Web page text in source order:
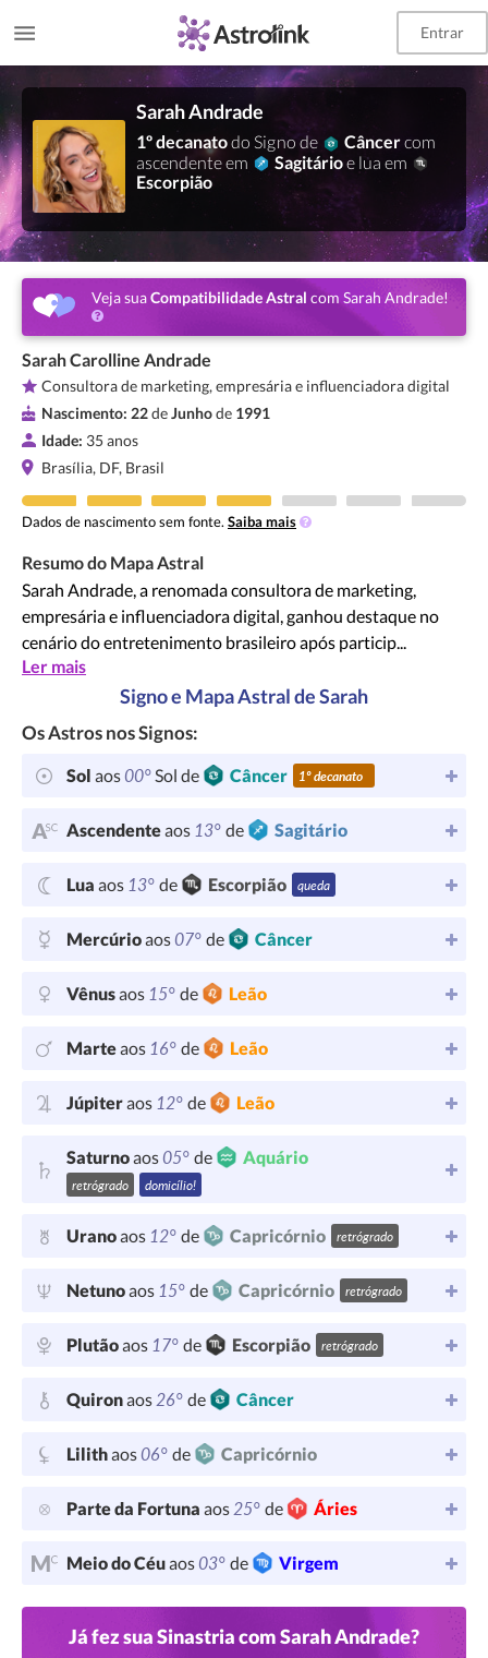
Entrar
Sarah Andrade
1º decanatodo Signo de Câncercom
ascendente em
Sagitárioe lua em
Escorpião
Veja suaCompatibilidade Astral com Sarah Andrade!
Sarah Carolline Andrade
Consultora de marketing, empresária e influenciadora digital
Nascimento: 22deJunhode 1991
Idade: 35 anos
Brasília, DF, Brasil
Dados de nascimento sem fonte. Saiba mais
Resumo do Mapa Astral
Sarah Andrade, a renomada consultora de marketing,
empresária e influenciadora digital, ganhou destaque no
cenário do entretenimento brasileiro após particip...
Ler mais
Signo e Mapa Astral de Sarah
Os Astros nos Signos:
Sol aos00°Sol de Câncer 1º decanato
Ascendenteaos 13° de Sagitário
Lua aos 13° de Escorpião queda
Mercúrioaos07° de Câncer
Vênusaos 15° de Leão
Marteaos 16° de Leão
Júpiteraos 12° de Leão
Saturnoaos05° de Aquário
retrógrado domicílio!
Uranoaos 12° de Capricórnio retrógrado
Netunoaos 15° de Capricórnio retrógrado
Plutãoaos 17° de Escorpião retrógrado
Quironaos26° de Câncer
Lilithaos06° de Capricórnio
Parte da Fortuna aos25° de Áries
Meio do Céuaos03° de Virgem
Já fez sua Sinastria com Sarah Andrade?